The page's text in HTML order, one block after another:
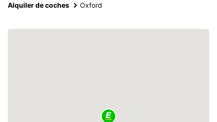
Alquiler de coches Oxford